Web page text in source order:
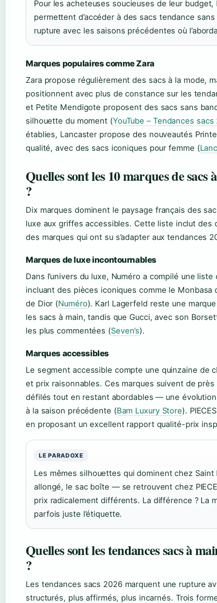
Pour les acheteuses soucieuses de leur budget,
permettent d’accéder à des sacs tendance
rupture avec les saisons précédentes où
Marques populaires comme Zara
Zara propose régulièrement des sacs à la mode,
positionnent avec plus de constance sur les
et Petite Mendigote proposent des sacs sans
silhouette du moment (YouTube – Tendances sacs
établies, Lancaster propose des nouveautés
qualité, avec des sacs iconiques pour femme (
Quelles sont les 10 marques de sacs
?
Dix marques dominent le paysage français des
luxe aux griffes accessibles. Cette liste inclut des
des marques qui ont su s’adapter aux tendances
Marques de luxe incontournables
Dans l’univers du luxe, Numéro a compilé une
incluant des pièces iconiques comme le Monbasa
de Dior (Numéro). Karl Lagerfeld reste une
les sacs à main, tandis que Gucci, avec son
les plus commentées (Seven’s).
Marques accessibles
Le segment accessible compte une quinzaine de
et prix raisonnables. Ces marques suivent de
défilés tout en restant abordables — une
à la saison précédente (Bam Luxury Store).
en proposant un excellent rapport qualité-prix
LE PARADOXE
Les mêmes silhouettes qui dominent chez
allongé, le sac boîte — se retrouvent chez
prix radicalement différents. La différence ? La
parfois juste l’étiquette.
Quelles sont les tendances sacs à
?
Les tendances sacs 2026 marquent une rupture
structurés, plus affirmés, plus incarnés. Trois